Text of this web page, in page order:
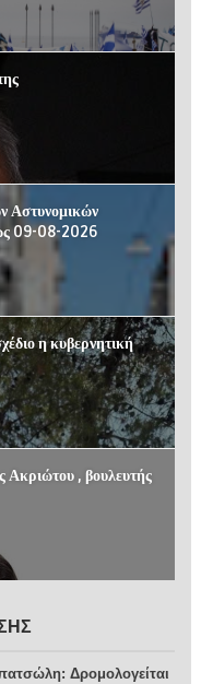
Αστυνομικών
09-08-2026
η κυβερνητική
Ακριώτου , βουλευτής
Δρομολογείται